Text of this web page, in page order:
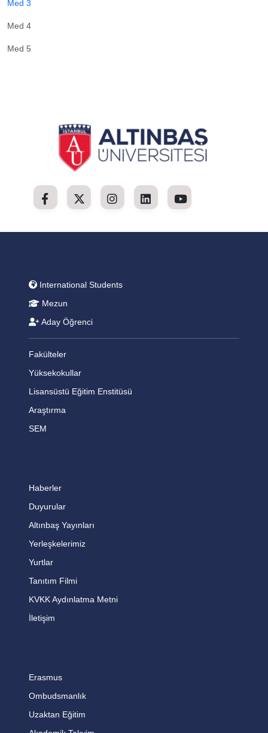
Med 3
Med 4
Med 5
International Students
Mezun
Aday Öğrenci
Fakülteler
Yüksekokullar
Lisansüstü Eğitim Enstitüsü
Araştırma
SEM
Haberler
Duyurular
Altınbaş Yayınları
Yerleşkelerimiz
Yurtlar
Tanıtım Filmi
KVKK Aydınlatma Metni
İletişim
Erasmus
Ombudsmanlık
Uzaktan Eğitim